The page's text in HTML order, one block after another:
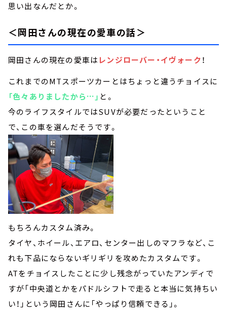
思い出なんだとか。
＜岡田さんの現在の愛車の話＞
岡田さんの現在の愛車は レンジローバー・イヴォーク！
これまでのMTスポーツカーとはちょっと違うチョイスに
「色々ありましたから…」 と。
今のライフスタイルではSUVが必要だったということ
で、この車を選んだそうです。
もちろんカスタム済み。
タイヤ、ホイール、エアロ、センター出しのマフラなど、こ
れも下品にならないギリギリを攻めたカスタムです。
ATをチョイスしたことに少し残念がっていたアンディで
すが「中央道とかをパドルシフトで走ると本当に気持ちい
い！」という岡田さんに「やっぱり信頼できる」。